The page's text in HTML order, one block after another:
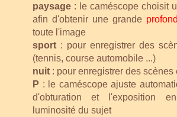
paysage : le caméscope choisit
afin d'obtenir une grande
toute l'image
sport : pour enregistrer des
(tennis, course automobile ...)
nuit : pour enregistrer des scènes
P : le caméscope ajuste
d'obturation et l'exposition
luminosité du sujet